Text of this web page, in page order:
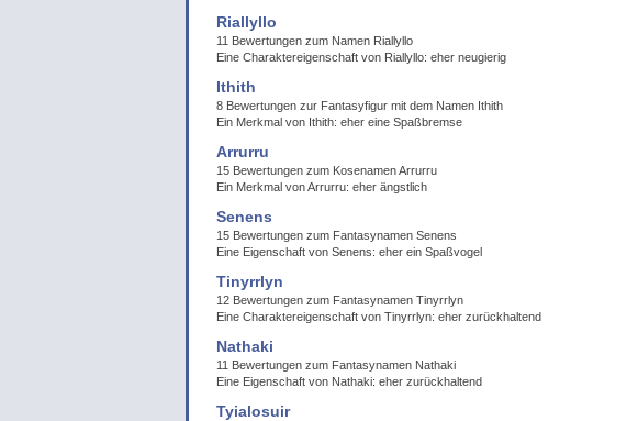
Riallyllo
11 Bewertungen zum Namen Riallyllo
Eine Charaktereigenschaft von Riallyllo: eher neugierig
Ithith
8 Bewertungen zur Fantasyfigur mit dem Namen Ithith
Ein Merkmal von Ithith: eher eine Spaßbremse
Arrurru
15 Bewertungen zum Kosenamen Arrurru
Ein Merkmal von Arrurru: eher ängstlich
Senens
15 Bewertungen zum Fantasynamen Senens
Eine Eigenschaft von Senens: eher ein Spaßvogel
Tinyrrlyn
12 Bewertungen zum Fantasynamen Tinyrrlyn
Eine Charaktereigenschaft von Tinyrrlyn: eher zurückhaltend
Nathaki
11 Bewertungen zum Fantasynamen Nathaki
Eine Eigenschaft von Nathaki: eher zurückhaltend
Tyialosuir